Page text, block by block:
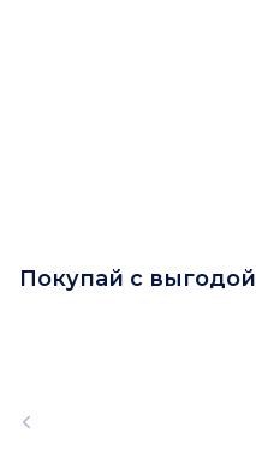
Покупай с выгодой